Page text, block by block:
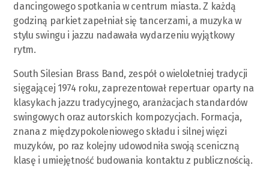
dancingowego spotkania w centrum miasta. Z każdą
godziną parkiet zapełniał się tancerzami, a muzyka w
stylu swingu i jazzu nadawała wydarzeniu wyjątkowy
rytm.
South Silesian Brass Band, zespół o wieloletniej tradycji
sięgającej 1974 roku, zaprezentował repertuar oparty na
klasykach jazzu tradycyjnego, aranżacjach standardów
swingowych oraz autorskich kompozycjach. Formacja,
znana z międzypokoleniowego składu i silnej więzi
muzyków, po raz kolejny udowodniła swoją sceniczną
klasę i umiejętność budowania kontaktu z publicznością.